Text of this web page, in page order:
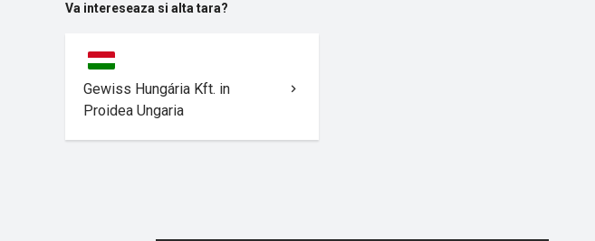
Va intereseaza si alta tara?
Gewiss Hungária Kft. in
Proidea Ungaria